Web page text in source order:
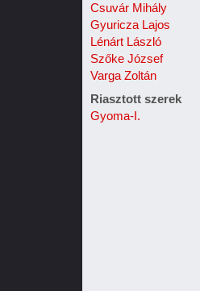
Csuvár Mihály
Gyuricza Lajos
Lénárt László
Szőke József
Varga Zoltán
Riasztott szerek
Gyoma-I.